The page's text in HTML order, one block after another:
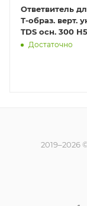
Ответвитель
Т-образ. верт.
TDS осн. 300
комплекте с
Достаточно
2019–2026